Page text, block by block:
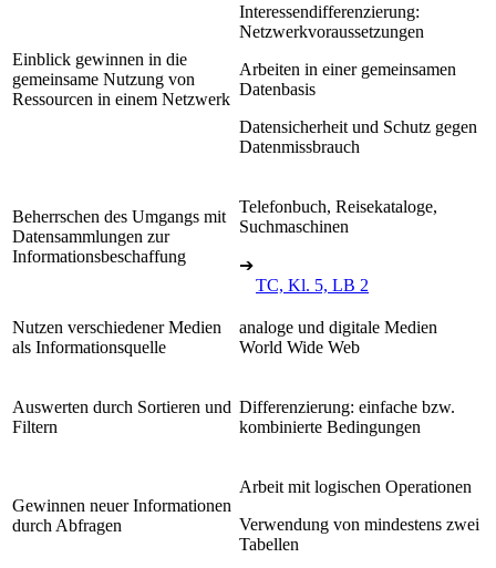
Einblick gewinnen in die
gemeinsame Nutzung von
Ressourcen in einem Netzwerk
Interessendifferenzierung:
Netzwerkvoraussetzungen
Arbeiten in einer gemeinsamen
Datenbasis
Datensicherheit und Schutz gegen
Datenmissbrauch
Beherrschen des Umgangs mit
Datensammlungen zur
Informationsbeschaffung
Telefonbuch, Reisekataloge,
Suchmaschinen
➔
TC, Kl. 5, LB 2
Nutzen verschiedener Medien
als Informationsquelle
analoge und digitale Medien
World Wide Web
Auswerten durch Sortieren und
Filtern
Differenzierung: einfache bzw.
kombinierte Bedingungen
Gewinnen neuer Informationen
durch Abfragen
Arbeit mit logischen Operationen
Verwendung von mindestens zwei
Tabellen